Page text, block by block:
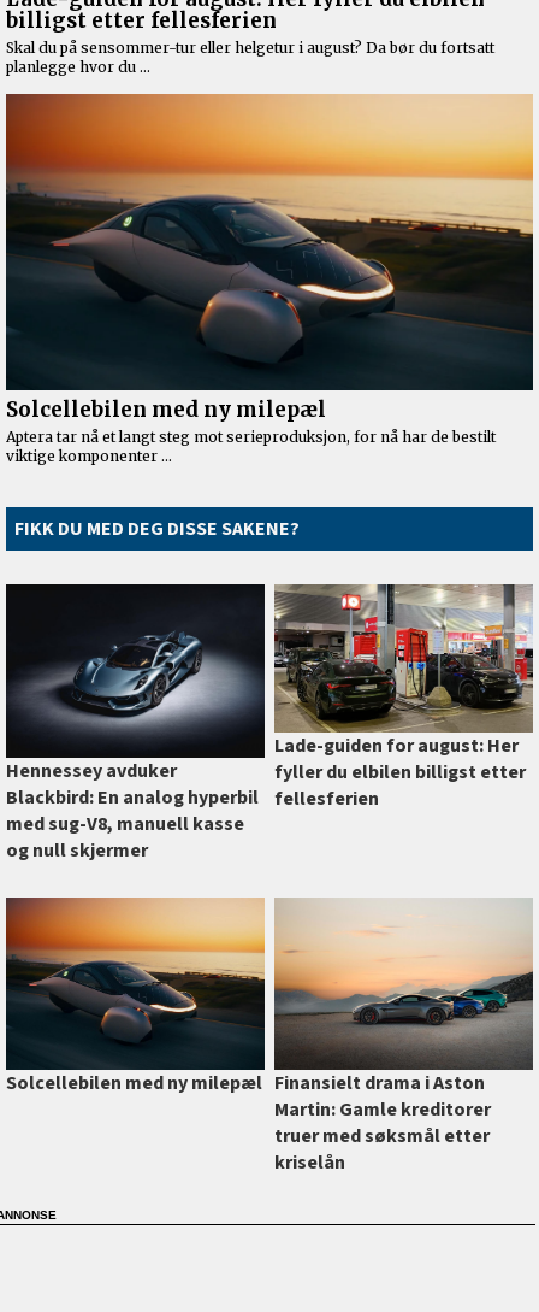
FIKK DU MED DEG DISSE SAKENE?
Hennessey avduker
Blackbird: En analog hyperbil
med sug-V8, manuell kasse
og null skjermer
Lade-guiden for august: Her
fyller du elbilen billigst etter
fellesferien
Solcellebilen med ny milepæl Finansielt drama i Aston
Martin: Gamle kreditorer
truer med søksmål etter
kriselån